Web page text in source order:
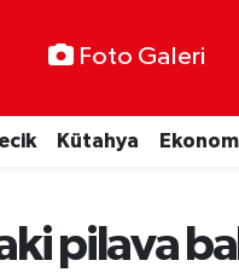
Foto Galeri
Kütahya
pilava